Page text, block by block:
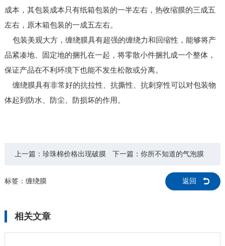
成本，其包装成本只有纸箱包装的一半左右，热收缩膜的三成五
左右，原木箱包装的一成五左右。
包装美观大方，缠绕膜具有超强的缠绕力和回缩性，能够将产
品紧凑地、固定地的捆扎在一起，将零散小件捆扎成一个整体，
保证产品在不利环境下也能不发生松散或分离。
缠绕膜具有非常好的抗拉性、抗撕性、抗刺穿性可以对包装物
体起到防水、防尘、防损坏的作用。
上一篇： 珍珠棉价格出现破膜
现象怎么解决
下一篇： 你所不知道的气泡膜
日常生活中的身影
标签： 缠绕膜 返回
相关文章